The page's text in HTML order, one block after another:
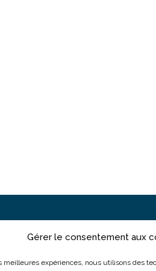
Gérer le consentement aux
meilleures expériences, nous utilisons des
5 rue du Colonel